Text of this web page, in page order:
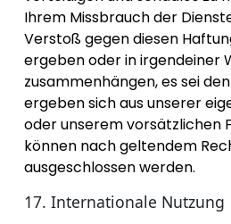
Ihrem Missbrauch der
Verstoß gegen diesen
ergeben oder in irgendeiner
zusammenhängen, es sei
ergeben sich aus unserer
oder unserem vorsätzlichen
können nach geltendem
ausgeschlossen werden.
17. Internationale Nutzung